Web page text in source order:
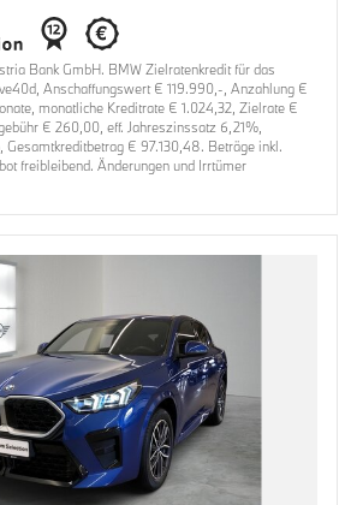
Bank GmbH. BMW Zielratenkredit für das
Anschaffungswert € 119.990,-, Anzahlung €
monatliche Kreditrate € 1.024,32, Zielrate €
€ 260,00, eff. Jahreszinssatz 6,21%,
€ 97.130,48. Beträge inkl.
freibleibend. Änderungen und Irrtümer